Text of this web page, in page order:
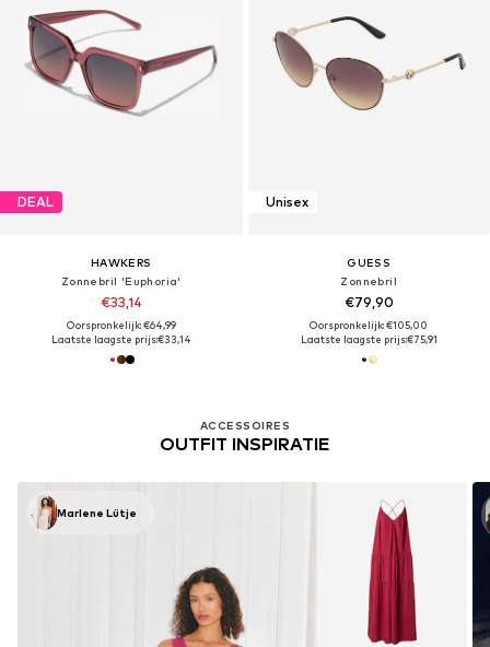
DEAL
HAWKERS
Zonnebril 'Euphoria'
€33,14
Oorspronkelijk: €64,99
Laatste laagste prijs:€33,14
Unisex
GUESS
Zonnebril
€79,90
Oorspronkelijk: €105,00
Laatste laagste prijs:€75,91
ACCESSOIRES
OUTFIT INSPIRATIE
Marlene Lütje